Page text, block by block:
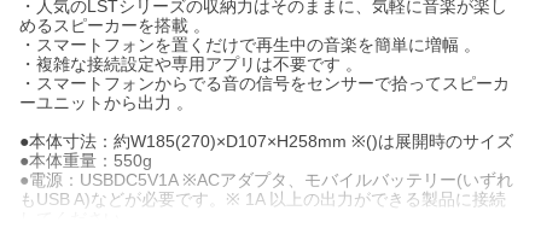
・人気のLSTシリーズの収納力はそのままに、気軽に音楽が楽し
めるスピーカーを搭載 。
・スマートフォンを置くだけで再生中の音楽を簡単に増幅 。
・複雑な接続設定や専用アプリは不要です 。
・スマートフォンからでる音の信号をセンサーで拾ってスピーカ
ーユニットから出力 。
●本体寸法：約W185(270)×D107×H258mm ※()は展開時のサイズ
●本体重量：550g
●電源：USBDC5V1A ※ACアダプタ、モバイルバッテリー(いずれ
もUSB A)などが必要です。※ 1A 以上の出力ができる製品に接続